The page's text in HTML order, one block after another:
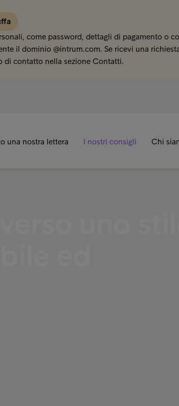
come password, dettagli di pagamento o
il dominio @intrum.com. Se ricevi una
di contatto nella sezione Contatti.
una nostra lettera I nostri consigli Chi